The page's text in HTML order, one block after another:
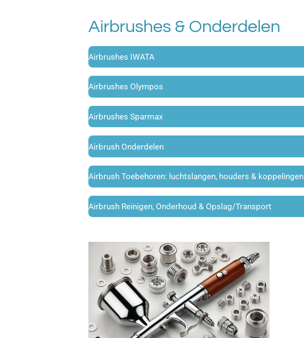
Airbrushes & Onderdelen
Airbrushes IWATA
Airbrushes Olympos
Airbrushes Sparmax
Airbrush Onderdelen
Airbrush Toebehoren: luchtslangen, houders & koppelingen
Airbrush Reinigen, Onderhoud & Opslag/Transport